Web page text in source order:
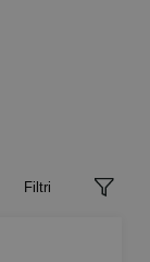
Filtri